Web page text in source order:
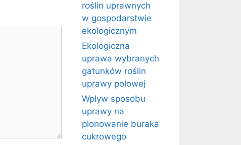
roślin uprawnych
w gospodarstwie
ekologicznym
Ekologiczna
uprawa wybranych
gatunków roślin
uprawy polowej
Wpływ sposobu
uprawy na
plonowanie buraka
cukrowego